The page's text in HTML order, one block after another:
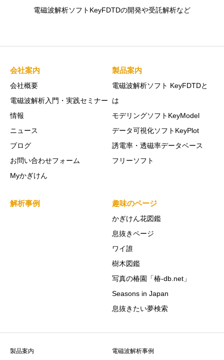
電磁波解析ソフトKeyFDTDの開発や受託解析など
会社案内
会社概要
電磁波解析入門・実践セミナー
情報
ニュース
ブログ
お問い合わせフォーム
Myかぎけん
製品案内
電磁波解析ソフト KeyFDTDと
は
モデリングソフトKeyModel
データ可視化ソフトKeyPlot
誘電率・透磁率データベース
フリーソフト
解析事例 趣味のページ
かぎけん花図鑑
息抜きページ
ワイ誰
樹木図鑑
写真の椿園「椿-db.net」
Seasons in Japan
息抜きたい夢検索
製品案内 電磁波解析事例